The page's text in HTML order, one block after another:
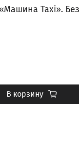
Taxi». Без
В корзину